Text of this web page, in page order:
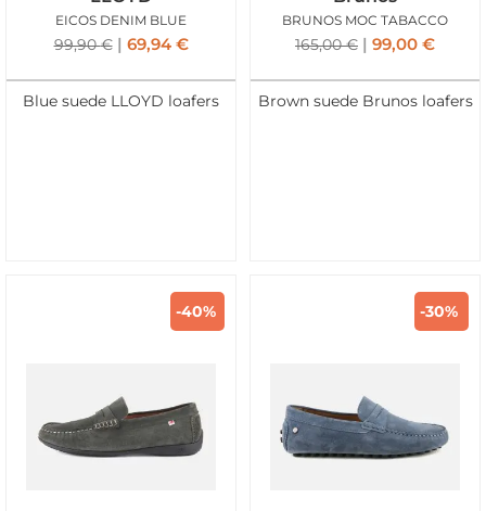
EICOS DENIM BLUE
99,90€ 69,94 €
Blue suede LLOYD loafers
BRUNOS MOC TABACCO
165,00€ 99,00 €
Brown suede Brunos loafers
-40% -30%